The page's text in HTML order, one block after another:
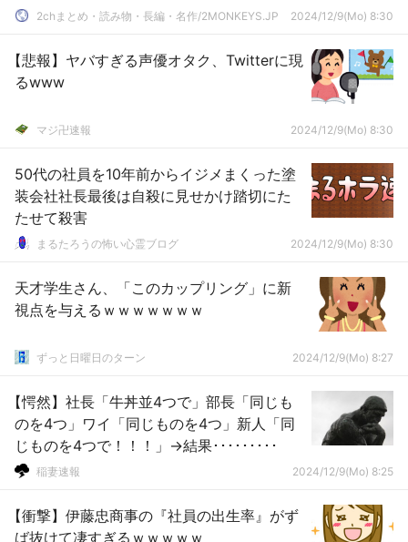
2chまとめ・読み物・長編・名作/2MONKEYS.JP 2024/12/9(Mo) 8:30
【悲報】ヤバすぎる声優オタク、Twitterに現
るwww
マジ卍速報 2024/12/9(Mo) 8:30
50代の社員を10年前からイジメまくった塗
装会社社長最後は自殺に見せかけ踏切にた
たせて殺害
まるたろうの怖い心霊ブログ 2024/12/9(Mo) 8:30
天才学生さん、「このカップリング」に新
視点を与えるｗｗｗｗｗｗｗ
ずっと日曜日のターン 2024/12/9(Mo) 8:27
【愕然】社長「牛丼並4つで」部長「同じも
のを4つ」ワイ「同じものを4つ」新人「同
じものを4つで！！！」→結果･････････
稲妻速報 2024/12/9(Mo) 8:25
【衝撃】伊藤忠商事の『社員の出生率』がず
ば抜けて凄すぎるｗｗｗｗｗ